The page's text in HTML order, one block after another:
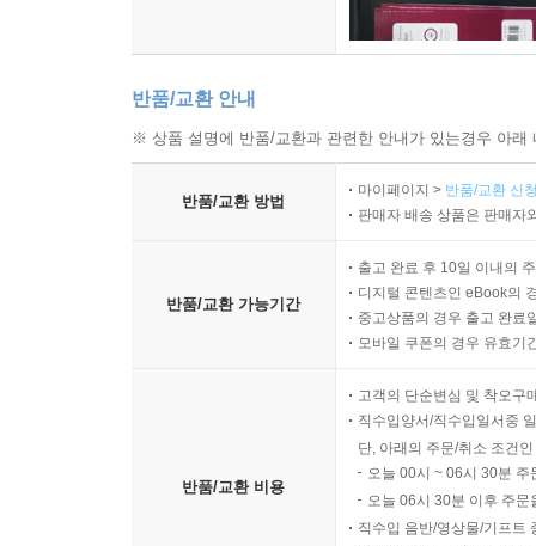
반품/교환 안내
※ 상품 설명에 반품/교환과 관련한 안내가 있는경우 아
반품/교환 방법
마이페이지 > 반품/교환 신
판매자 배송 상품은 판매자
반품/교환 가능기간
출고 완료 후 10일 이내의
디지털 콘텐츠인 eBook의
중고상품의 경우 출고 완료
모바일 쿠폰의 경우 유효기
반품/교환 비용
고객의 단순변심 및 착오구
직수입양서/직수입일서중
단, 아래의 주문/취소 조건
오늘 00시 ~ 06시 30분
오늘 06시 30분 이후 주
직수입 음반/영상물/기프트